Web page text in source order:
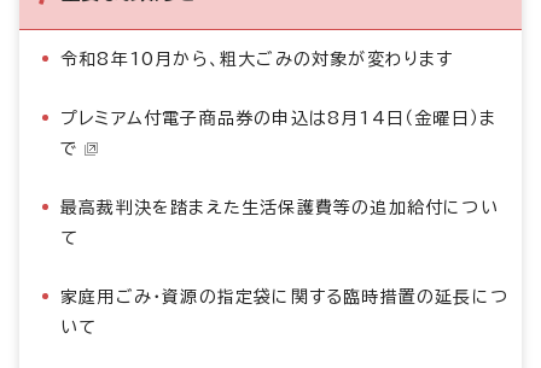
令和8年10月から、粗大ごみの対象が変わります
プレミアム付電子商品券の申込は8月14日（金曜日）ま
で
最高裁判決を踏まえた生活保護費等の追加給付につい
て
家庭用ごみ・資源の指定袋に関する臨時措置の延長につ
いて